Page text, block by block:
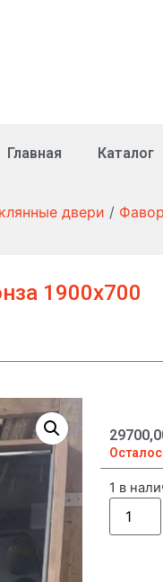
Главная Каталог
двери /
1900х700
1 в